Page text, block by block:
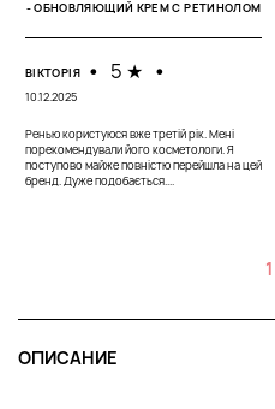
- ОБНОВЛЯЮЩИЙ КРЕМ С РЕТИНОЛОМ
ВІКТОРІЯ • 5 ★ •
10.12.2025
Ренью користуюся вже третій рік. Мені
порекомендували його косметологи. Я
поступово майже повністю перейшла на цей
бренд. Дуже подобається....
1
ОПИСАНИЕ